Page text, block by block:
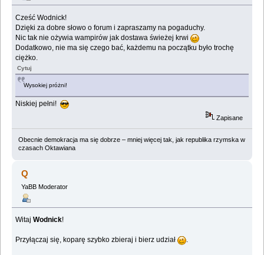
Cześć Wodnick!
Dzięki za dobre słowo o forum i zapraszamy na pogaduchy.
Nic tak nie ożywia wampirów jak dostawa świeżej krwi
Dodatkowo, nie ma się czego bać, każdemu na początku było trochę
ciężko.
Cytuj
Wysokiej próżni!
Niskiej pełni!
Zapisane
Obecnie demokracja ma się dobrze – mniej więcej tak, jak republika rzymska w
czasach Oktawiana
Q
YaBB Moderator
WitajWodnick!
Przyłączaj się, koparę szybko zbieraj i bierz udział .